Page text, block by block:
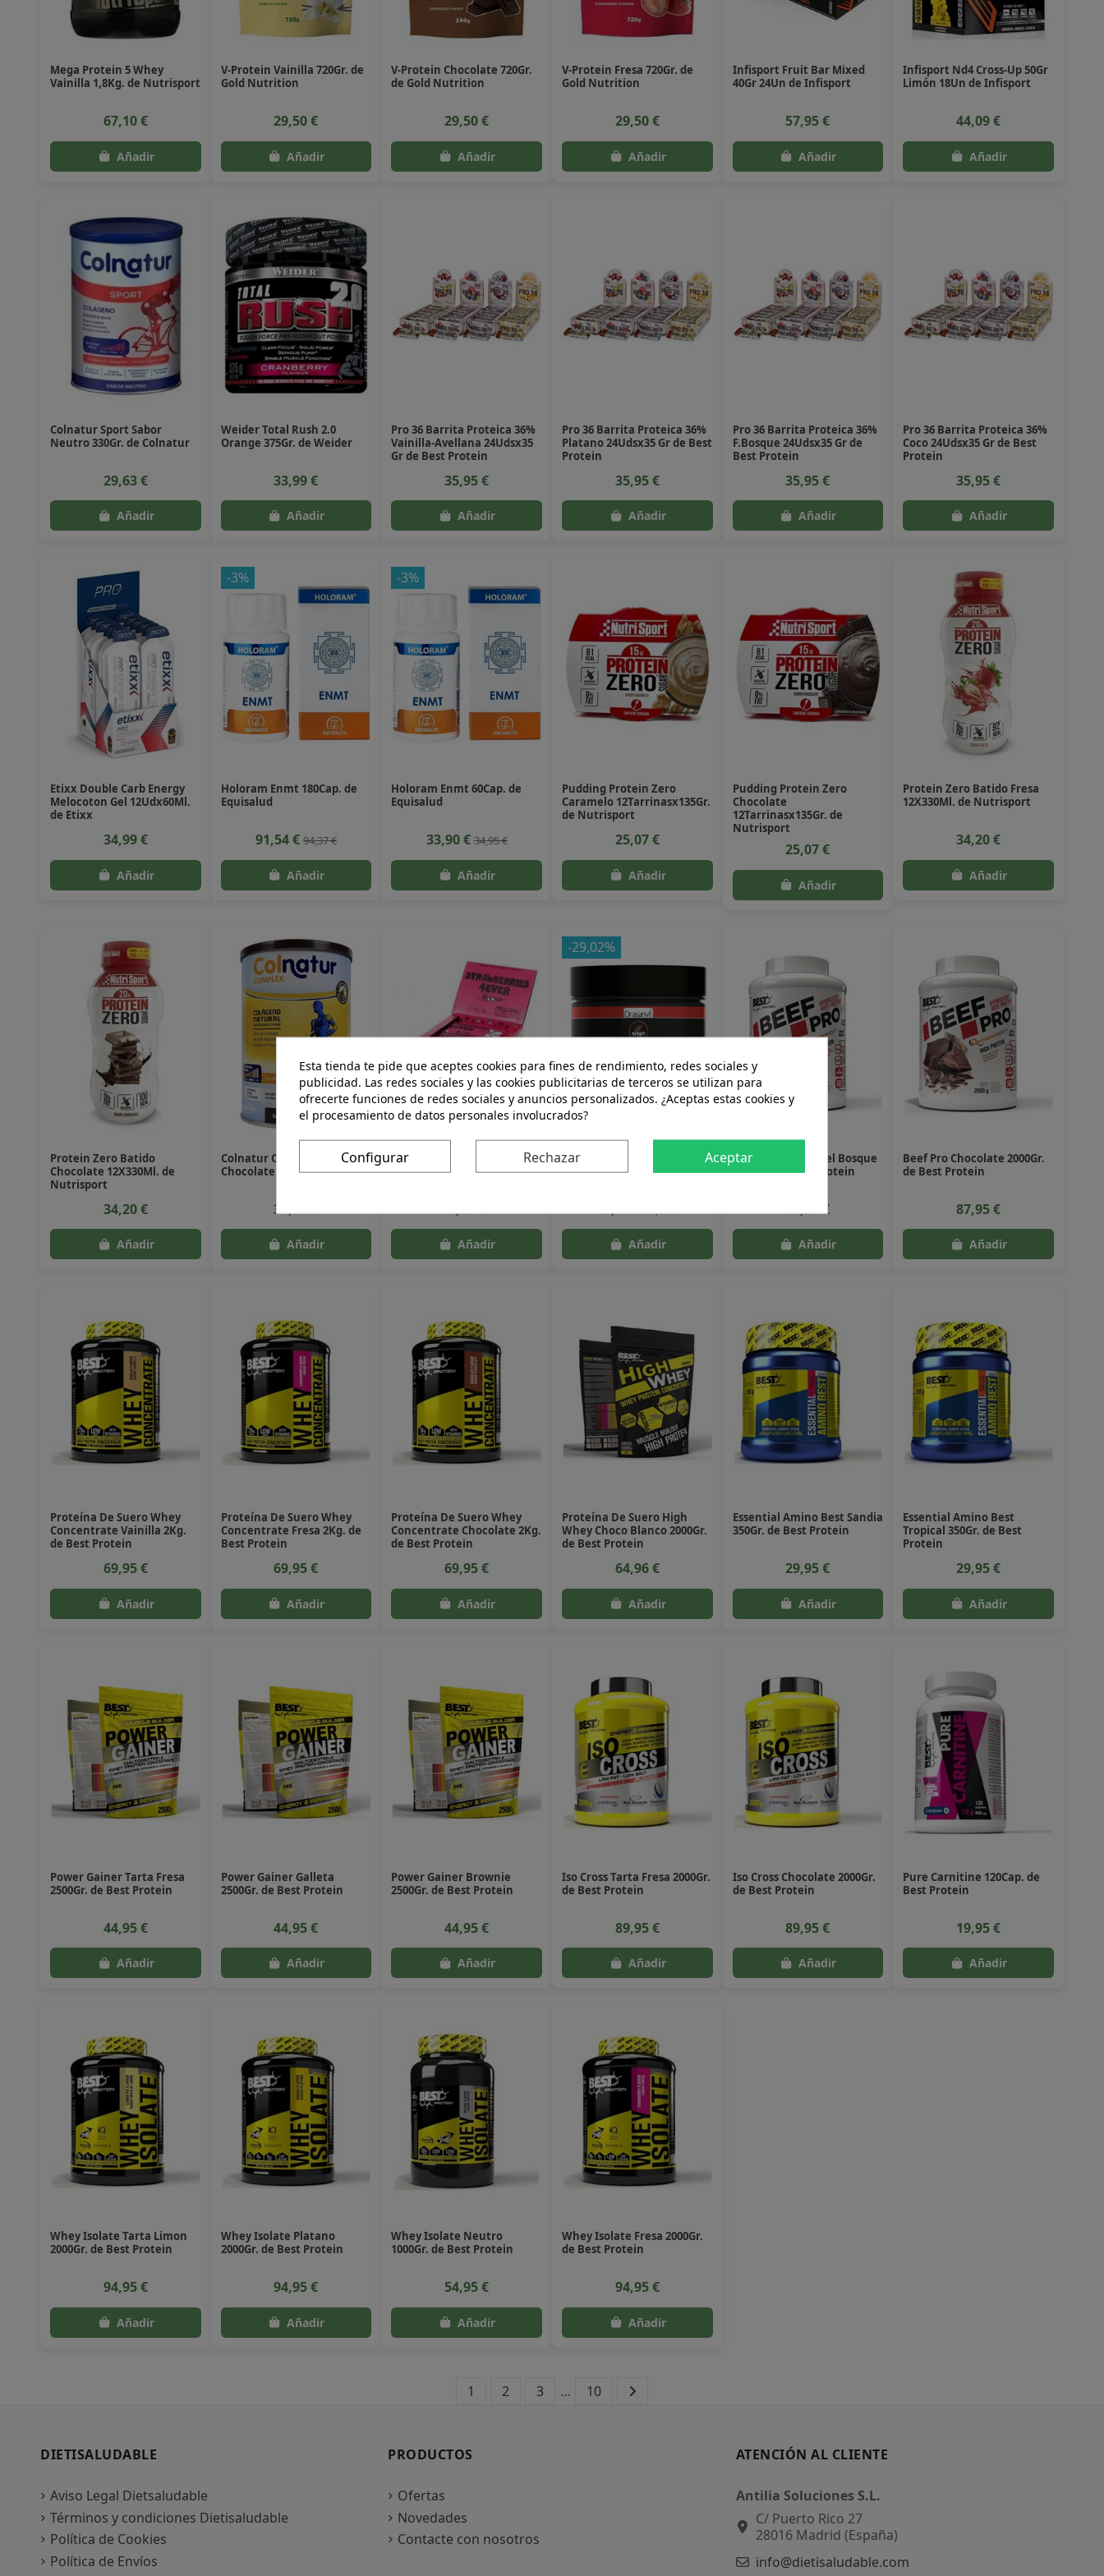
Mega Protein 5 Whey
Vainilla 1,8Kg. de Nutrisport
67,10 €
V-Protein Vainilla 720Gr. de
Gold Nutrition
29,50 €
V-Protein Chocolate 720Gr.
de Gold Nutrition
29,50 €
V-Protein Fresa 720Gr. de
Gold Nutrition
29,50 €
Infisport Fruit Bar Mixed
40Gr 24Un de Infisport
57,95 €
Infisport Nd4 Cross-Up 50Gr
Limón 18Un de Infisport
44,09 €
Colnatur Sport Sabor
Neutro 330Gr. de Colnatur
29,63 €
Weider Total Rush 2.0
Orange 375Gr. de Weider
33,99 €
Pro 36 Barrita Proteica 36%
Vainilla-Avellana 24Udsx35
Gr de Best Protein
35,95 €
Pro 36 Barrita Proteica 36%
Platano 24Udsx35 Gr de Best
Protein
35,95 €
Pro 36 Barrita Proteica 36%
F.Bosque 24Udsx35 Gr de
Best Protein
35,95 €
Pro 36 Barrita Proteica 36%
Coco 24Udsx35 Gr de Best
Protein
35,95 €
Etixx Double Carb Energy
Melocoton Gel 12Udx60Ml.
de Etixx
34,99 €
-3%
Holoram Enmt 180Cap. de
Equisalud
91,54 € 94,37 €
-3%
Holoram Enmt 60Cap. de
Equisalud
33,90 €34,95 €
Pudding Protein Zero
Caramelo 12Tarrinasx135Gr.
de Nutrisport
25,07 €
Pudding Protein Zero
Chocolate
12Tarrinasx135Gr. de
Nutrisport
25,07 €
Protein Zero Batido Fresa
12X330Ml. de Nutrisport
34,20 €
Protein Zero Batido
Chocolate 12X330Ml. de
Nutrisport
34,20 €
Colnatur Complex Sabor
Chocolate 420 G de Colnatur
33,14 €
Barritas Strawberry 4 Ever
Bio 30Gr. de Roo´Bar
1,65 €
-29,02%
Creatina Monohidrato
80Mesh 300G Sport Live
13,78 €19,42 €
Beef Pro Frutos Del Bosque
2000Gr. de Best Protein
87,95 €
Beef Pro Chocolate 2000Gr.
de Best Protein
87,95 €
Proteína De Suero Whey
Concentrate Vainilla 2Kg.
de Best Protein
69,95 €
Proteína De Suero Whey
Concentrate Fresa 2Kg. de
Best Protein
69,95 €
Proteína De Suero Whey
Concentrate Chocolate 2Kg.
de Best Protein
69,95 €
Proteína De Suero High
Whey Choco Blanco 2000Gr.
de Best Protein
64,96 €
Essential Amino Best Sandia
350Gr. de Best Protein
29,95 €
Essential Amino Best
Tropical 350Gr. de Best
Protein
29,95 €
Power Gainer Tarta Fresa
2500Gr. de Best Protein
44,95 €
Power Gainer Galleta
2500Gr. de Best Protein
44,95 €
Power Gainer Brownie
2500Gr. de Best Protein
44,95 €
Iso Cross Tarta Fresa 2000Gr.
de Best Protein
89,95 €
Iso Cross Chocolate 2000Gr.
de Best Protein
89,95 €
Pure Carnitine 120Cap. de
Best Protein
19,95 €
Whey Isolate Tarta Limon
2000Gr. de Best Protein
94,95 €
Whey Isolate Platano
2000Gr. de Best Protein
94,95 €
Whey Isolate Neutro
1000Gr. de Best Protein
54,95 €
Whey Isolate Fresa 2000Gr.
de Best Protein
94,95 €
1 2 3 … 10
DIETISALUDABLE
Aviso Legal Dietsaludable
Términos y condiciones Dietisaludable
Política de Cookies
Política de Envíos
PRODUCTOS
Ofertas
Novedades
Contacte con nosotros
ATENCIÓN AL CLIENTE
Antilia Soluciones S.L.
C/ Puerto Rico 27
28016 Madrid (España)
info@dietisaludable.com
Esta tienda te pide que aceptes cookies para fines de rendimiento, redes sociales y
publicidad. Las redes sociales y las cookies publicitarias de terceros se utilizan para
ofrecerte funciones de redes sociales y anuncios personalizados. ¿Aceptas estas cookies y
el procesamiento de datos personales involucrados?
Configurar Rechazar Aceptar